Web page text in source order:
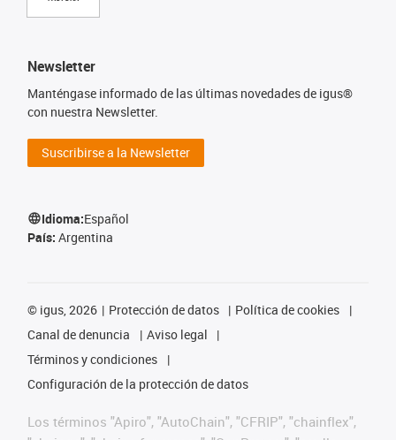
Newsletter
Manténgase informado de las últimas novedades de igus®
con nuestra Newsletter.
Suscribirse a la Newsletter
Idioma:Español
País: Argentina
© igus, 2026 Protección de datos
Política de cookies
Canal de denuncia
Aviso legal
Términos y condiciones
Configuración de la protección de datos
Los términos "Apiro", "AutoChain", "CFRIP", "chainflex",